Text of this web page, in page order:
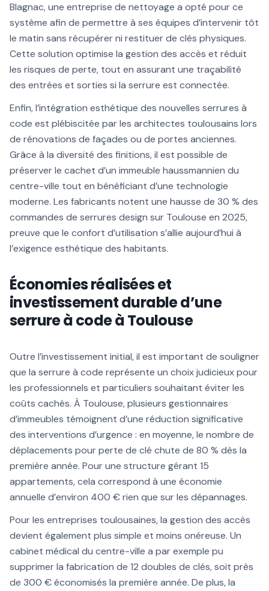
Blagnac, une entreprise de nettoyage a opté pour ce
système afin de permettre à ses équipes d’intervenir tôt
le matin sans récupérer ni restituer de clés physiques.
Cette solution optimise la gestion des accès et réduit
les risques de perte, tout en assurant une traçabilité
des entrées et sorties si la serrure est connectée.
Enfin, l’intégration esthétique des nouvelles serrures à
code est plébiscitée par les architectes toulousains lors
de rénovations de façades ou de portes anciennes.
Grâce à la diversité des finitions, il est possible de
préserver le cachet d’un immeuble haussmannien du
centre-ville tout en bénéficiant d’une technologie
moderne. Les fabricants notent une hausse de 30 % des
commandes de serrures design sur Toulouse en 2025,
preuve que le confort d’utilisation s’allie aujourd’hui à
l’exigence esthétique des habitants.
Économies réalisées et
investissement durable d’une
serrure à code à Toulouse
Outre l’investissement initial, il est important de souligner
que la serrure à code représente un choix judicieux pour
les professionnels et particuliers souhaitant éviter les
coûts cachés. À Toulouse, plusieurs gestionnaires
d’immeubles témoignent d’une réduction significative
des interventions d’urgence : en moyenne, le nombre de
déplacements pour perte de clé chute de 80 % dès la
première année. Pour une structure gérant 15
appartements, cela correspond à une économie
annuelle d’environ 400 € rien que sur les dépannages.
Pour les entreprises toulousaines, la gestion des accès
devient également plus simple et moins onéreuse. Un
cabinet médical du centre-ville a par exemple pu
supprimer la fabrication de 12 doubles de clés, soit près
de 300 € économisés la première année. De plus, la